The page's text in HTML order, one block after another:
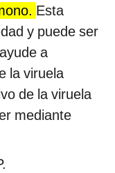
Esta
y puede ser
a
la viruela
de la viruela
mediante